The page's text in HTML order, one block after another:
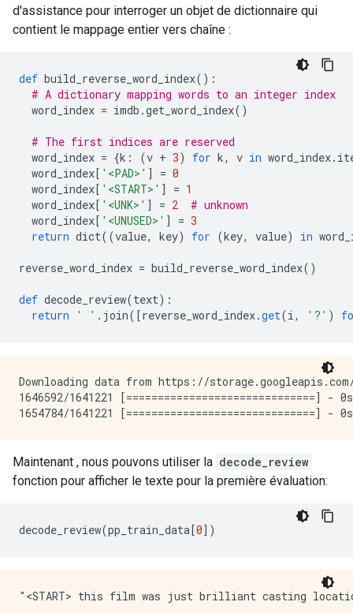
d'assistance pour interroger un objet de dictionnaire qui
contient le mappage entier vers chaîne :
def build_reverse_word_index():
# A dictionary mapping words to an integer index
word_index = imdb .get_word_index()
# The first indices are reserved
word_index = {k : (v + 3) for k, v in word_index.
word_index[ '<PAD>' ] = 0
word_index[ '<START>' ] = 1
word_index[ '<UNK>' ] = 2
# unknown
word_index[ '<UNUSED>' ] = 3
return dict((value, key) for (key, value) in
reverse_word_index = build_reverse_word_index()
def decode_review(text):
return
' ' . join([reverse_word_index.get(i, '?' )
Downloading data from https://
1646592/1641221 [==============================] -
Maintenant , nous pouvons utiliser la decode_review
fonction pour afficher le texte pour la première évaluation:
decode_review(pp_train_data[0])